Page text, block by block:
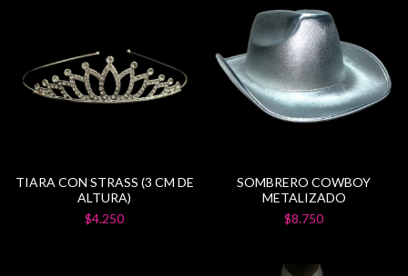
TIARA CON STRASS (3 CM DE
ALTURA)
$4.250
SOMBRERO COWBOY
METALIZADO
$8.750